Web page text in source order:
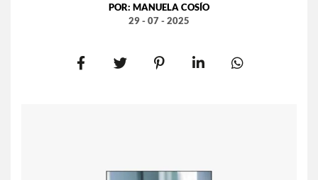
POR: MANUELA COSÍO
29 - 07 - 2025